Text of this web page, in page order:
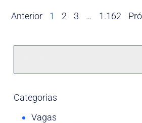
Anterior 1 2 3 … 1.162
Categorias
Vagas